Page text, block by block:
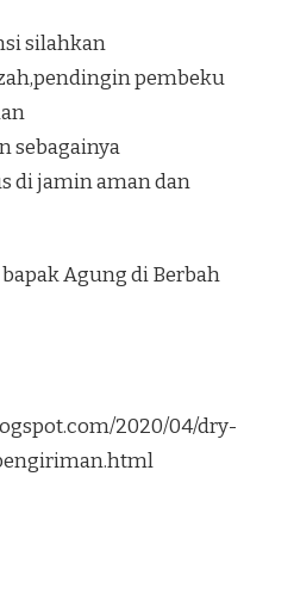
silahkan
pembeku
sebagainya
di jamin aman dan
Agung di Berbah
2020/04/dry-